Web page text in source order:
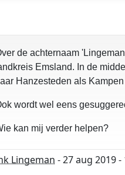
de achternaam
Emsland. In de
Hanzesteden als
wordt wel eens
kan mij verder helpen?
Lingeman - 27 aug 2019 -